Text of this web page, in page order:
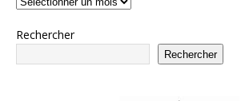
Rechercher
Rechercher